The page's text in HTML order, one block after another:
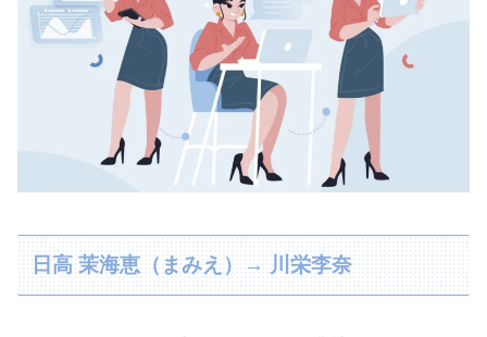
日高 茉海恵（まみえ）→ 川栄李奈